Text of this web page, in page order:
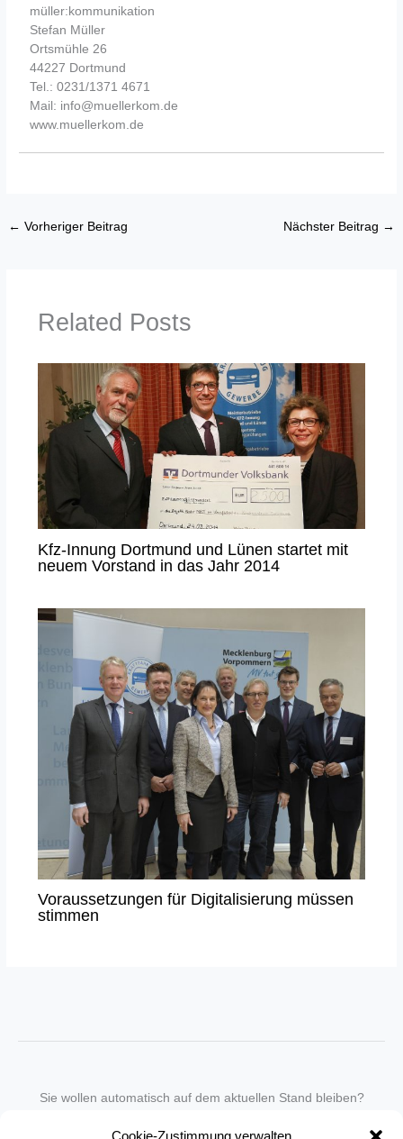
Cookie-Zustimmung verwalten
müller:kommunikation
Stefan Müller
Ortsmühle 26
44227 Dortmund
Tel.: 0231/1371 4671
Mail: info@muellerkom.de
www.muellerkom.de
← Vorheriger Beitrag Nächster Beitrag →
Related Posts
Kfz-Innung Dortmund und Lünen startet mit
neuem Vorstand in das Jahr 2014
Voraussetzungen für Digitalisierung müssen
stimmen
Sie wollen automatisch auf dem aktuellen Stand bleiben?